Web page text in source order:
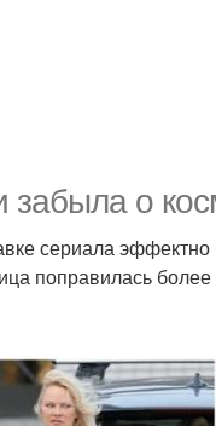
о
сериала
поправилась